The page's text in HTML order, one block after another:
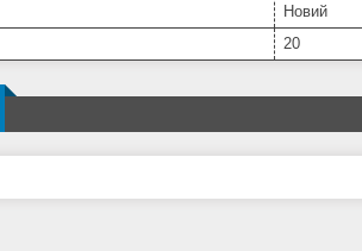
Новий
20